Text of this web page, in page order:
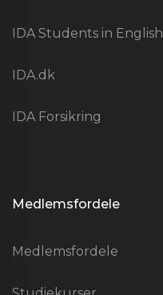
IDA Students in English
IDA.dk
IDA Forsikring
Medlemsfordele
Medlemsfordele